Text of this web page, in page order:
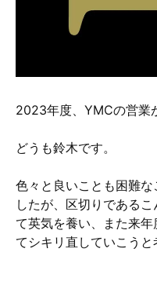
2023年度、YMCの営業
どうも鈴木です。
色々と良いことも困難
したが、区切りである
て英気を養い、また来
てシキリ直していこうと